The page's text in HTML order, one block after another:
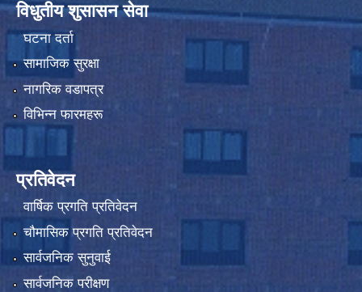
विधुतीय शुसासन सेवा
घटना दर्ता
सामाजिक सुरक्षा
नागरिक वडापत्र
विभिन्न फारमहरू
प्रतिवेदन
वार्षिक प्रगति प्रतिवेदन
चौमासिक प्रगति प्रतिवेदन
सार्वजनिक सुनुवाई
सार्वजनिक परीक्षण